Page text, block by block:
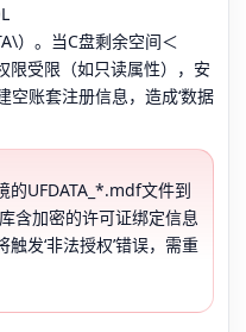
）。当C盘剩余空间＜
限受限（如只读属性），安
账套注册信息，造成‘数据
的UFDATA_*.mdf文件到
含加密的许可证绑定信息
发‘非法授权’错误，需重